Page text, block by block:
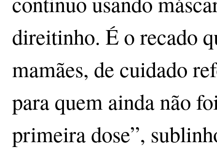
direitinho. É o recado
mamães, de cuidado
para quem ainda não
primeira dose”,